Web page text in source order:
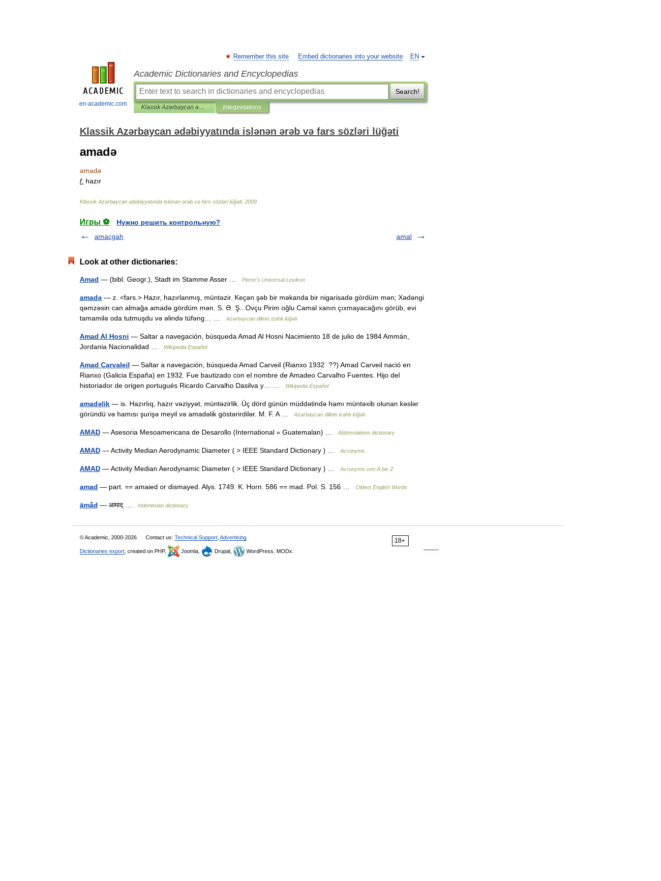
en-academic.com
EN
Remember this site Embed dictionaries into your website
Academic Dictionaries and Encyclopedias
Search!
Klassik Azərbaycan ədəbiyyatında islənən ərəb və fars sözləri lüğəti Interpretations
Klassik Azərbaycan ədəbiyyatında islənən ərəb və fars sözləri lüğəti
amadə
amadə
f. hazır
Klassik Azərbaycan ədəbiyyatında islənən ərəb və fars sözləri lüğəti. 2009
Игры ⚽
Нужно решить контрольную?
amacgah
amal
Look at other dictionaries:
Amad — (bibl. Geogr.), Stadt im Stamme Asser … Pierer's Universal-Lexikon
amadə — z. <fars.> Hazır, hazırlanmış, müntəzir. Keçən şəb bir məkanda bir nigarisadə gördüm mən; Xədəngi
qəmzəsin can almağa amadə gördüm mən. S. Ə. Ş.. Ovçu Pirim oğlu Camal xanın çıxmayacağını görüb, evi
tamamilə oda tutmuşdu və əlində tüfəng… …
Azərbaycan dilinin izahlı lüğəti
Amad Al Hosni — Saltar a navegación, búsqueda Amad Al Hosni Nacimiento 18 de julio de 1984 Ammán,
Jordania Nacionalidad …
Wikipedia Español
Amad Carvaleil — Saltar a navegación, búsqueda Amad Carveil (Rianxo 1932 ??) Amad Carveil nació en
Rianxo (Galicia España) en 1932. Fue bautizado con el nombre de Amadeo Carvalho Fuentes. Hijo del
historiador de origen portugués Ricardo Carvalho Dasilva y… …
Wikipedia Español
amadəlik — is. Hazırlıq, hazır vəziyyət, müntəzirlik. Üç dörd günün müddətində hamı müntəxib olunan kəslər
göründü və hamısı şurişə meyil və amadəlik göstərirdilər. M. F. A …
Azərbaycan dilinin izahlı lüğəti
AMAD — Asesoria Mesoamericana de Desarollo (International » Guatemalan) … Abbreviations dictionary
AMAD — Activity Median Aerodynamic Diameter ( > IEEE Standard Dictionary ) … Acronyms
AMAD — Activity Median Aerodynamic Diameter ( > IEEE Standard Dictionary ) … Acronyms von A bis Z
amad — part. == amaied or dismayed. Alys. 1749. K. Horn. 586 == mad. Pol. S. 156 … Oldest English Words
āmấd — आमाद् … Indonesian dictionary
18+
© Academic, 2000-2026 Contact us: Technical Support Advertising
Dictionaries export , created on PHP, Joomla, Drupal, WordPress, MODx.